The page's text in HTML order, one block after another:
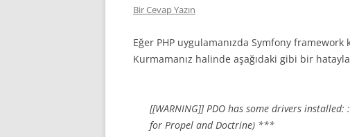
Bir Cevap Yazın
Eğer PHP uygulamanızda Symfony framework
Kurmamanız halinde aşağıdaki gibi bir hatayla
[[WARNING]] PDO has some drivers
for Propel and Doctrine) ***